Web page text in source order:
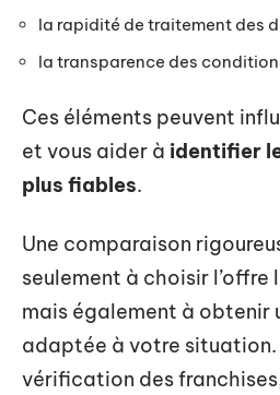
la rapidité de traitement des
la transparence des
Ces éléments peuvent
et vous aider à identifier
plus fiables.
Une comparaison
seulement à choisir l’offre
mais également à obtenir
adaptée à votre situation.
vérification des